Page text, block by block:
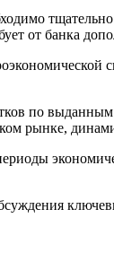
от банка
по
рынке,